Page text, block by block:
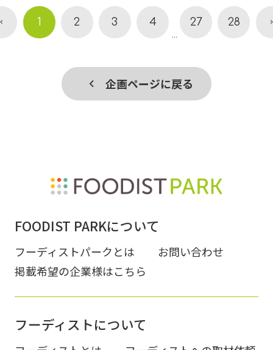
1 2 3 4
...
27 28
企画ページに戻る
FOODIST PARKについて
フーディストパークとは
お問い合わせ
掲載希望の企業様はこちら
フーディストについて